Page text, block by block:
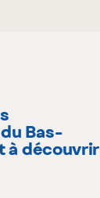
Bas-
à découvrir